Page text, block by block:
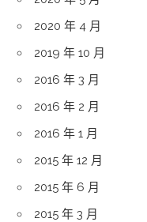
2020 年 4 月
2019 年 10 月
2016 年 3 月
2016 年 2 月
2016 年 1 月
2015 年 12 月
2015 年 6 月
2015 年 3 月